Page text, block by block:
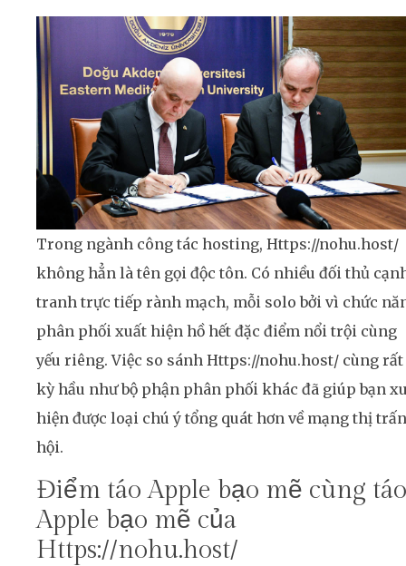
Trong ngành công tác hosting, Https://nohu.host/
không hẳn là tên gọi độc tôn. Có nhiều đối thủ
tranh trực tiếp rành mạch, mỗi solo bởi vì chức
phân phối xuất hiện hồ hết đặc điểm nổi trội cùng
yếu riêng. Việc so sánh Https://nohu.host/ cùng rất
kỳ hầu như bộ phận phân phối khác đã giúp bạn
hiện được loại chú ý tổng quát hơn về mạng thị trấn
hội.
Điểm táo Apple bạo mẽ cùng táo
Apple bạo mẽ của
Https://nohu.host/